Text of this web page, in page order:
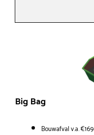
Big Bag
Bouwafval v.a. €169